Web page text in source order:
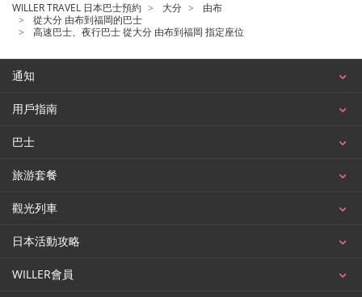
WILLER TRAVEL 日本巴士預約 大分
由布
從大分 由布到福岡的巴士
高速巴士、夜行巴士 從大分 由布到福岡 指定座位
通知
用戶指南
巴士
旅游套餐
觀光列車
日本活動攻略
WILLER會員